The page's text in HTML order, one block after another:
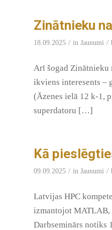
Zinātnieku
18.09.2025 / in Jaunumi /
Arī šogad Zinātnieku
ikviens interesents –
(Āzenes ielā 12 k-1,
superdatoru […]
Kā
09.09.2025 / in Jaunumi /
Latvijas HPC
izmantojot MATLAB,
Darbseminārs notiks